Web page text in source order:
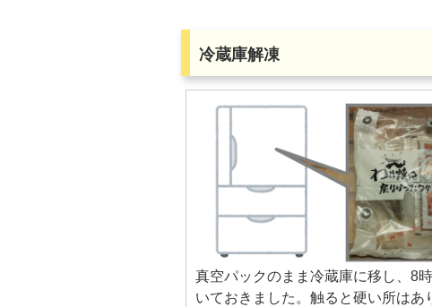
冷蔵庫解凍
真空パックのまま冷蔵庫に移し、8
いておきました。触ると硬い所はあ